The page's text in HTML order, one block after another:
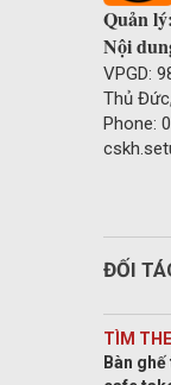
Quản lý:
Nội
VPGD:
Thủ
Phone:
ĐỐI
TÌM
Bàn